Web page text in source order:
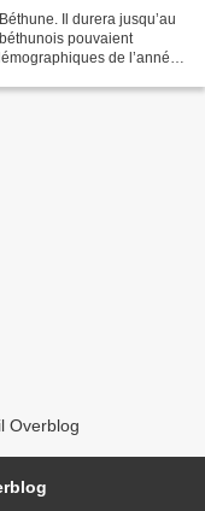
Il durera jusqu’au
pouvaient
de l’année
Overblog